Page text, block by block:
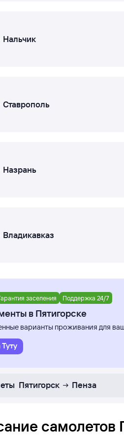
заселения Поддержка 24/7
в Пятигорске
варианты проживания для
Пятигорск Пенза
самолетов